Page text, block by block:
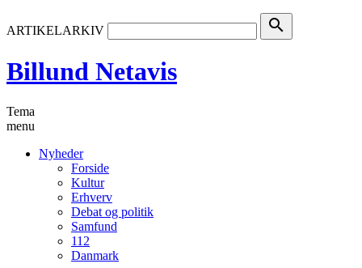
ARTIKELARKIV search
Billund Netavis
Tema
menu
Nyheder
Forside
Kultur
Erhverv
Debat og politik
Samfund
112
Danmark